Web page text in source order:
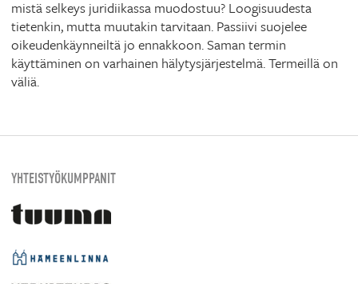
mistä selkeys juridiikassa muodostuu? Loogisuudesta
tietenkin, mutta muutakin tarvitaan. Passiivi suojelee
oikeudenkäynneiltä jo ennakkoon. Saman termin
käyttäminen on varhainen hälytysjärjestelmä. Termeillä on
väliä.
YHTEISTYÖKUMPPANIT